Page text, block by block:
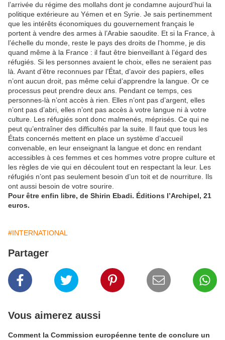
l’arrivée du régime des mollahs dont je condamne aujourd’hui la
politique extérieure au Yémen et en Syrie. Je sais pertinemment
que les intérêts économiques du gouvernement français le
portent à vendre des armes à l’Arabie saoudite. Et si la France, à
l’échelle du monde, reste le pays des droits de l’homme, je dis
quand même à la France : il faut être bienveillant à l’égard des
réfugiés. Si les personnes avaient le choix, elles ne seraient pas
là. Avant d’être reconnues par l’État, d’avoir des papiers, elles
n’ont aucun droit, pas même celui d’apprendre la langue. Or ce
processus peut prendre deux ans. Pendant ce temps, ces
personnes-là n’ont accès à rien. Elles n’ont pas d’argent, elles
n’ont pas d’abri, elles n’ont pas accès à votre langue ni à votre
culture. Les réfugiés sont donc malmenés, méprisés. Ce qui ne
peut qu’entraîner des difficultés par la suite. Il faut que tous les
États concernés mettent en place un système d’accueil
convenable, en leur enseignant la langue et donc en rendant
accessibles à ces femmes et ces hommes votre propre culture et
les règles de vie qui en découlent tout en respectant la leur. Les
réfugiés n’ont pas seulement besoin d’un toit et de nourriture. Ils
ont aussi besoin de votre sourire.
Pour être enfin libre, de Shirin Ebadi. Éditions l’Archipel, 21
euros.
#INTERNATIONAL
Partager
Vous aimerez aussi
Comment la Commission européenne tente de conclure un